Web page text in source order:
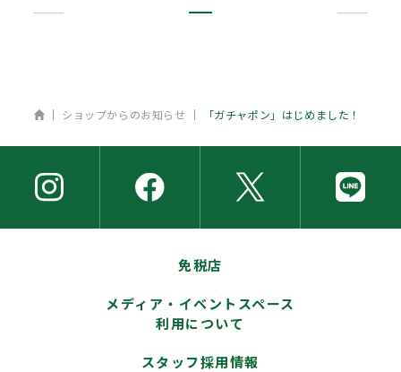
ホーム
ショップからのお知らせ 「ガチャポン」はじめました！
免税店
メディア・イベントスペース
利用について
スタッフ採用情報